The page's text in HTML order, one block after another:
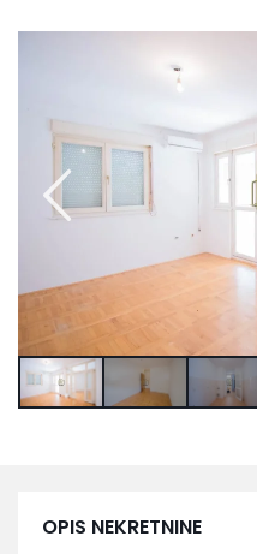
OPIS NEKRETNINE